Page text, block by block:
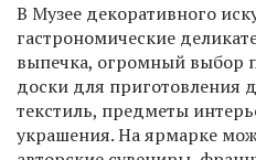
В Музее декоративного
гастрономические
выпечка, огромный выбор
доски для приготовления
текстиль, предметы
украшения. На ярмарке